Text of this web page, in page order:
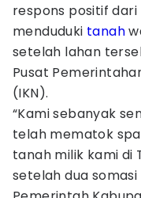
respons positif dari
menduduki tanah
setelah lahan
Pusat
(IKN).
“Kami sebanyak
telah mematok
tanah milik kami di
setelah dua